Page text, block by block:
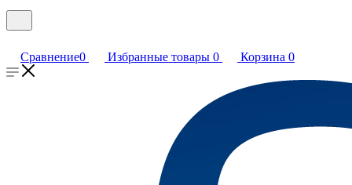
Сравнение0 Избранные товары 0 Корзина 0